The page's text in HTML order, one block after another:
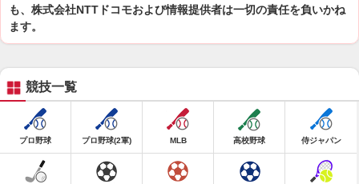
も、株式会社NTTドコモおよび情報提供者は一切の責任を負いかね
ます。
競技一覧
プロ野球 プロ野球(2軍) MLB 高校野球 侍ジャパン